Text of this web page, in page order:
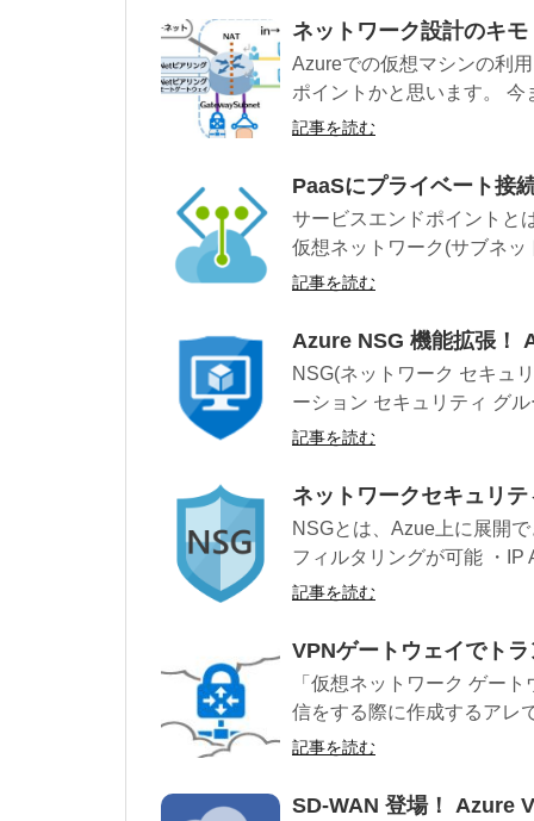
ネットワーク設計のキ
Azureでの仮想マシンの利
ポイントかと思います。
記事を読む
PaaSにプライベート接
サービスエンドポイントと
仮想ネットワーク(サブネ
記事を読む
Azure NSG 機能拡張
NSG(ネットワーク セキュ
ーション セキュリティ グ
記事を読む
ネットワークセキュリ
NSGとは、Azue上に展開
フィルタリングが可能 ・IP
記事を読む
VPNゲートウェイでト
「仮想ネットワーク ゲー
信をする際に作成するアレ
記事を読む
SD-WAN 登場！ Azure